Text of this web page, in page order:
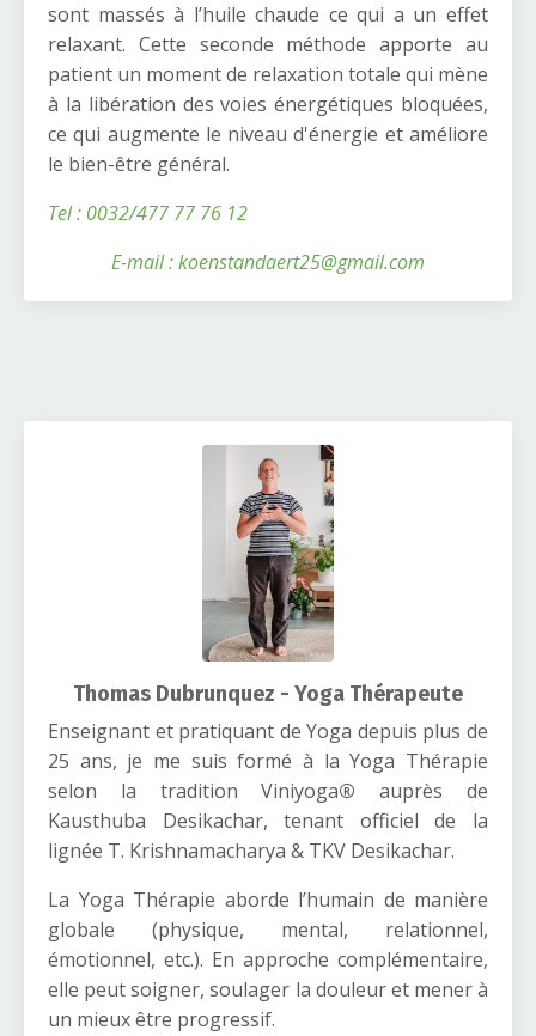
sont massés à l’huile chaude ce qui a un effet
relaxant. Cette seconde méthode apporte au
patient un moment de relaxation totale qui mène
à la libération des voies énergétiques bloquées,
ce qui augmente le niveau d'énergie et améliore
le bien-être général.
Tel : 0032/477 77 76 12
E-mail : koenstandaert25@gmail.com
Thomas Dubrunquez - Yoga Thérapeute
Enseignant et pratiquant de Yoga depuis plus de
25 ans, je me suis formé à la Yoga Thérapie
selon la tradition Viniyoga®auprès de
Kausthuba Desikachar, tenant officiel de la
lignée T. Krishnamacharya & TKV Desikachar.
La Yoga Thérapie aborde l’humain de manière
globale (physique, mental, relationnel,
émotionnel, etc.). En approche complémentaire,
elle peut soigner, soulager la douleur et mener à
un mieux être progressif.